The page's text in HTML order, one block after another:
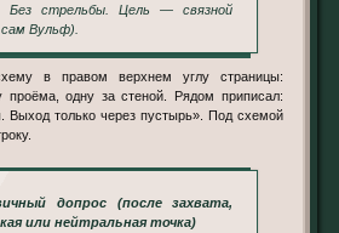
стрельбы. Цель — связной
Вульф).
проёма, одну за стеной. Рядом приписал:
Выход только через пустырь». Под схемой
или нейтральная точка)